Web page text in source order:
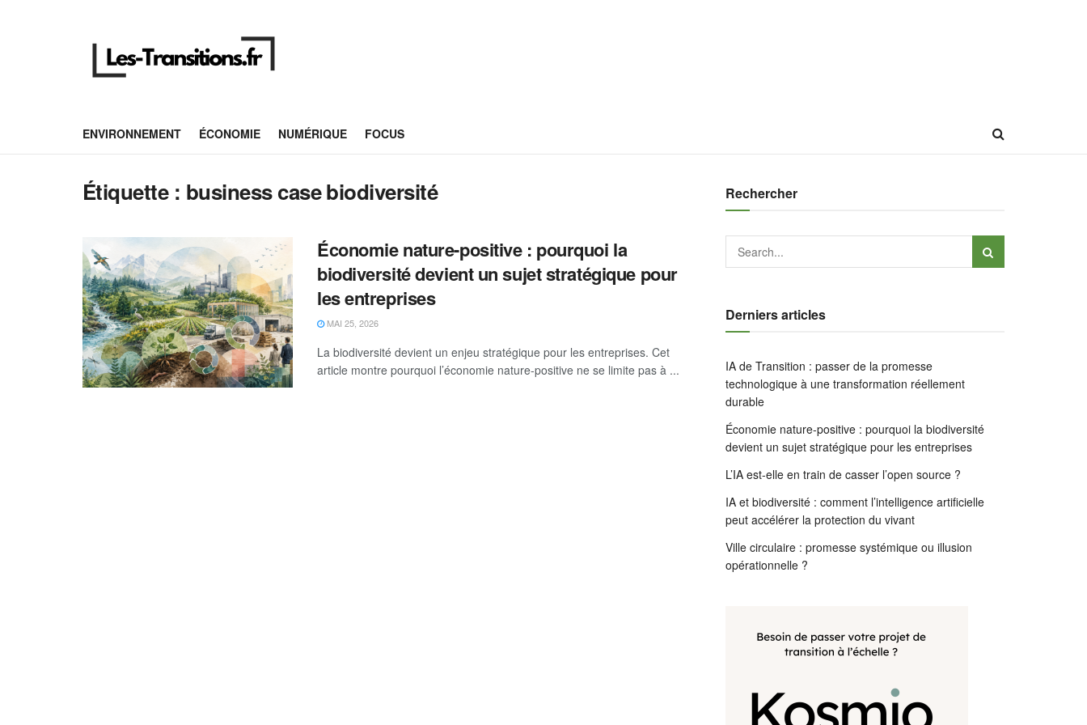
ENVIRONNEMENT ÉCONOMIE NUMÉRIQUE FOCUS
Étiquette : business case biodiversité
Économie nature-positive : pourquoi la
biodiversité devient un sujet stratégique pour
les entreprises
MAI 25, 2026
La biodiversité devient un enjeu stratégique pour les entreprises. Cet
article montre pourquoi l’économie nature-positive ne se limite pas à ...
Rechercher
Derniers articles
IA de Transition : passer de la promesse
technologique à une transformation réellement
durable
Économie nature-positive : pourquoi la biodiversité
devient un sujet stratégique pour les entreprises
L’IA est-elle en train de casser l’open source ?
IA et biodiversité : comment l’intelligence artificielle
peut accélérer la protection du vivant
Ville circulaire : promesse systémique ou illusion
opérationnelle ?